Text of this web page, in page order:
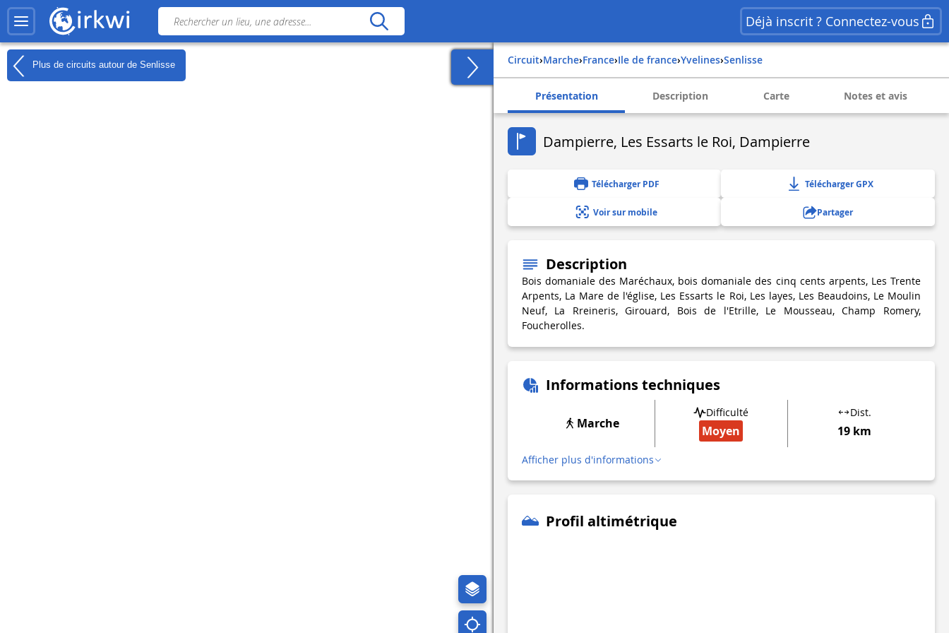
Déjà inscrit ? Connectez-vous
Plus de circuits autour de Senlisse Circuit› Marche› france› ile de france› yvelines› senlisse
Présentation Description Carte Notes et avis
Dampierre, Les Essarts le Roi, Dampierre
Télécharger PDF Télécharger GPX
Voir sur mobile Partager
Description
Bois domaniale des Maréchaux, bois domaniale des cinq cents arpents, Les Trente
Arpents, La Mare de l'église, Les Essarts le Roi, Les layes, Les Beaudoins, Le Moulin
Neuf, La Rreineris, Girouard, Bois de l'Etrille, Le Mousseau, Champ Romery,
Foucherolles.
Informations techniques
Marche
Difficulté
Moyen
Dist.
19 km
Afficher plus d'informations
Profil altimétrique